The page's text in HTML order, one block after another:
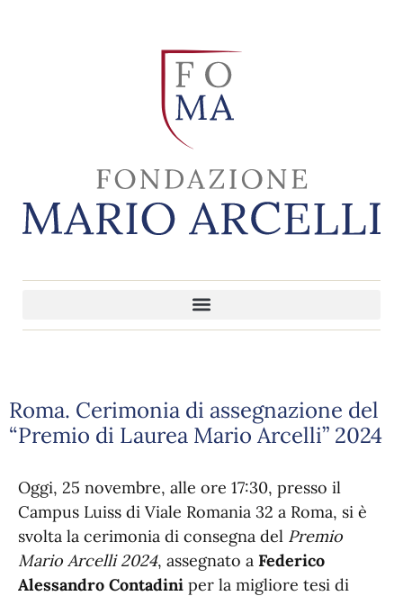
Roma. Cerimonia di assegnazione del
“Premio di Laurea Mario Arcelli” 2024
Oggi, 25 novembre, alle ore 17:30, presso il
Campus Luiss di Viale Romania 32 a Roma, si è
svolta la cerimonia di consegna del Premio
Mario Arcelli 2024, assegnato a Federico
Alessandro Contadini per la migliore tesi di